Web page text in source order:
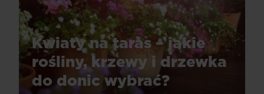
Kwiaty na taras – jakie
rośliny, krzewy i drzewka
do donic wybrać?